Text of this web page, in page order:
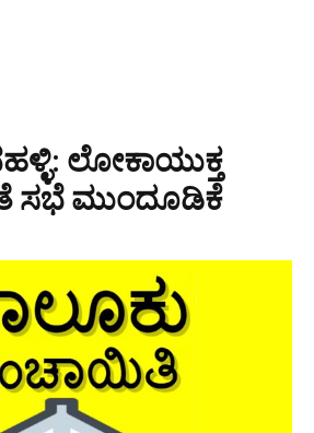
ಲೋಕಾಯುಕ್ತ
ಸಭೆ ಮುಂದೂಡಿಕೆ